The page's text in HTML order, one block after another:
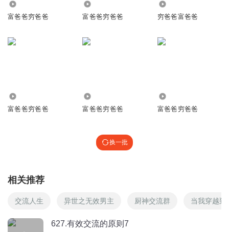
富爸爸穷爸爸 富爸爸穷爸爸 穷爸爸富爸爸
富爸爸穷爸爸 富爸爸穷爸爸 富爸爸穷爸爸
换一批
相关推荐
交流人生 异世之无效男主 厨神交流群 当我穿越到
627.有效交流的原则7